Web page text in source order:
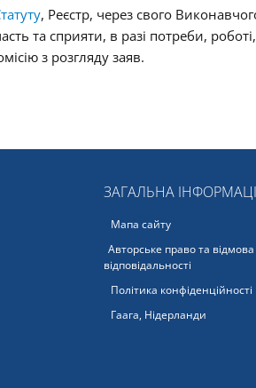
, Реєстр, через свого
та сприяти, в разі потреби,
з розгляду заяв.
ЗАГАЛЬНА
Мапа сайту
Авторське право та відмова
відповідальності
Політика конфіденційності
Гаага, Нідерланди